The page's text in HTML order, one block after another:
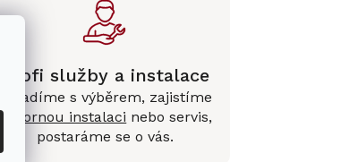
Profi služby a instalace
Poradíme s výběrem, zajistíme
odbornou instalaci nebo servis,
postaráme se o vás.